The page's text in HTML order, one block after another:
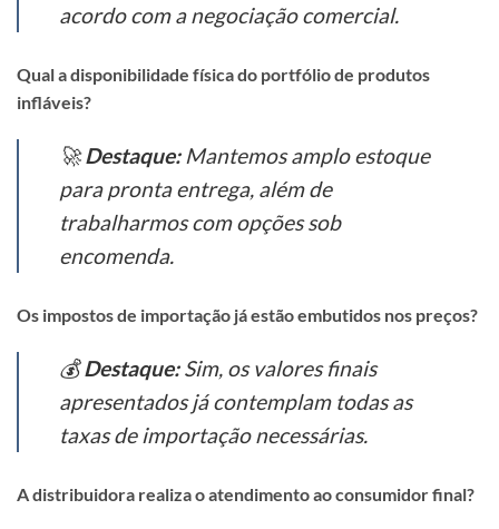
acordo com a negociação comercial.
Qual a disponibilidade física do portfólio de produtos
infláveis?
🚀Destaque:Mantemos amplo estoque
para pronta entrega, além de
trabalharmos com opções sob
encomenda.
Os impostos de importação já estão embutidos nos preços?
💰Destaque:Sim, os valores finais
apresentados já contemplam todas as
taxas de importação necessárias.
A distribuidora realiza o atendimento ao consumidor final?